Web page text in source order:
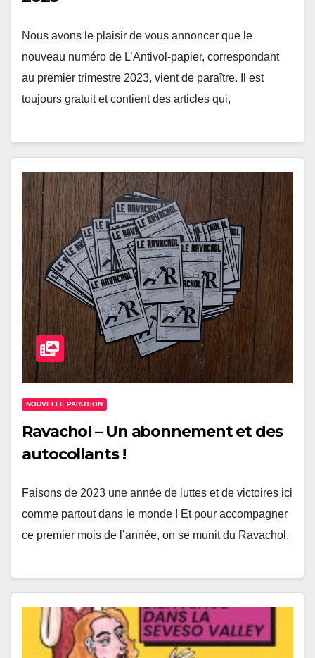
Nous avons le plaisir de vous annoncer que le
nouveau numéro de L’Antivol-papier, correspondant
au premier trimestre 2023, vient de paraître. Il est
toujours gratuit et contient des articles qui,
NOUVELLE PARUTION
Ravachol – Un abonnement et des
autocollants !
Faisons de 2023 une année de luttes et de victoires ici
comme partout dans le monde ! Et pour accompagner
ce premier mois de l’année, on se munit du Ravachol,